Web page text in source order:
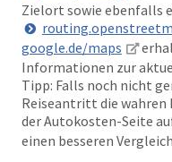
Zielort sowie ebenfalls
google.de/maps
Informationen zur
Tipp: Falls noch nicht
Reiseantritt die wahren
der Autokosten-Seite
einen besseren